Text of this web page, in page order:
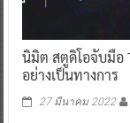
นิมิต สตูดิโอจับมือ
อย่างเป็นทางการ
27 มีนาคม 2022